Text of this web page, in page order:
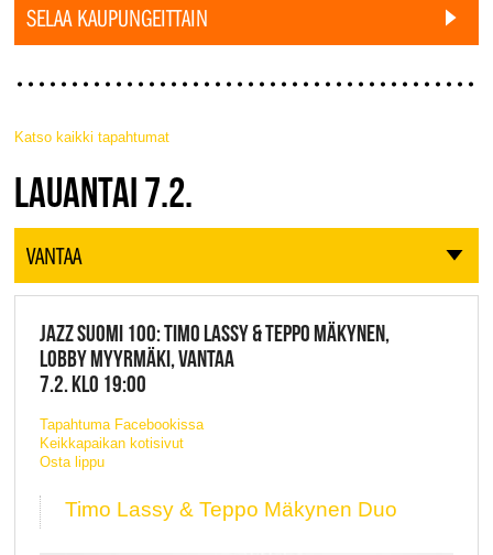
SELAA KAUPUNGEITTAIN
Katso kaikki tapahtumat
JAZZ FINLAND LIVE
LAUANTAI 7.2.
VANTAA
JAZZ SUOMI 100: TIMO LASSY & TEPPO MÄKYNEN,
LOBBY MYYRMÄKI, VANTAA
7.2. KLO 19:00
Tapahtuma Facebookissa
Keikkapaikan kotisivut
Osta lippu
Timo Lassy & Teppo Mäkynen Duo